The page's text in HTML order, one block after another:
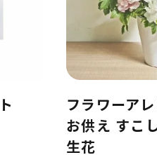
フラワーア
お供え すこ
生花